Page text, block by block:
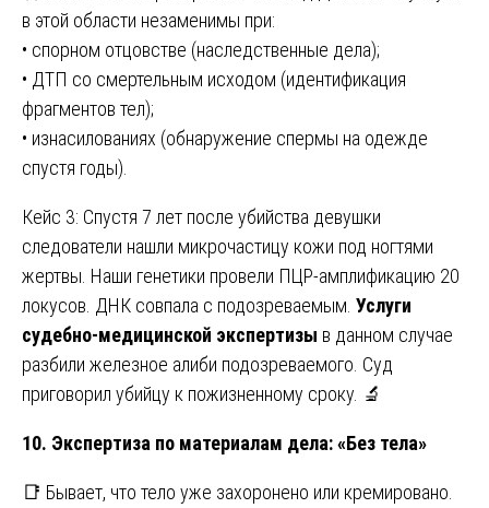
в этой области незаменимы при:
• спорном отцовстве (наследственные дела);
• ДТП со смертельным исходом (идентификация
фрагментов тел);
• изнасилованиях (обнаружение спермы на одежде
спустя годы).
Кейс 3: Спустя 7 лет после убийства девушки
следователи нашли микрочастицу кожи под ногтями
жертвы. Наши генетики провели ПЦР-амплификацию 20
локусов. ДНК совпала с подозреваемым. Услуги
судебно-медицинской экспертизы в данном случае
разбили железное алиби подозреваемого. Суд
приговорил убийцу к пожизненному сроку. 🔬
10. Экспертиза по материалам дела: «Без тела»
📑 Бывает, что тело уже захоронено или кремировано.